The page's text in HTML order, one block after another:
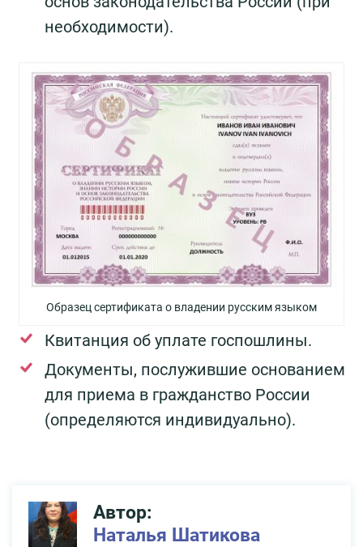
необходимости).
Образец сертификата о владении русским языком
Квитанция об уплате госпошлины.
Документы, послужившие основанием
для приема в гражданство России
(определяются индивидуально).
Автор:
Наталья Шатикова